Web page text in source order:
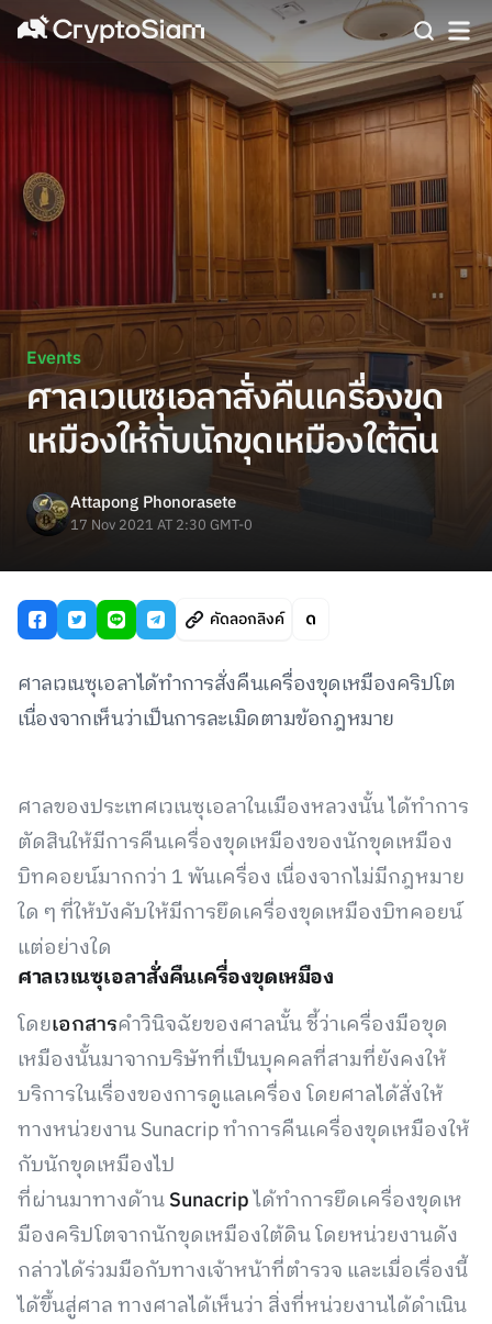
Events
ศาลเวเนซุเอลาสั่งคืนเครื่องขุด
เหมืองให้กับนักขุดเหมืองใต้ดิน
Attapong Phonorasete
17 Nov 2021 AT 2:30 GMT-0
คัดลอกลิงค์
ศาลเวเนซุเอลาได้ทำการสั่งคืนเครื่องขุดเหมืองคริปโต
เนื่องจากเห็นว่าเป็นการละเมิดตามข้อกฎหมาย
ศาลของประเทศเวเนซุเอลาในเมืองหลวงนั้น ได้ทำการ
ตัดสินให้มีการคืนเครื่องขุดเหมืองของนักขุดเหมือง
บิทคอยน์มากกว่า 1 พันเครื่อง เนื่องจากไม่มีกฎหมาย
ใด ๆ ที่ให้บังคับให้มีการยึดเครื่องขุดเหมืองบิทคอยน์
แต่อย่างใด
ศาลเวเนซุเอลาสั่งคืนเครื่องขุดเหมือง
โดยเอกสารคำวินิจฉัยของศาลนั้น ชี้ว่าเครื่องมือขุด
เหมืองนั้นมาจากบริษัทที่เป็นบุคคลที่สามที่ยังคงให้
บริการในเรื่องของการดูแลเครื่อง โดยศาลได้สั่งให้
ทางหน่วยงาน Sunacrip ทำการคืนเครื่องขุดเหมืองให้
กับนักขุดเหมืองไป
ที่ผ่านมาทางด้านSunacripได้ทำการยึดเครื่องขุดเห
มืองคริปโตจากนักขุดเหมืองใต้ดิน โดยหน่วยงานดัง
กล่าวได้ร่วมมือกับทางเจ้าหน้าที่ตำรวจ และเมื่อเรื่องนี้
ได้ขึ้นสู่ศาล ทางศาลได้เห็นว่า สิ่งที่หน่วยงานได้ดำเนิน